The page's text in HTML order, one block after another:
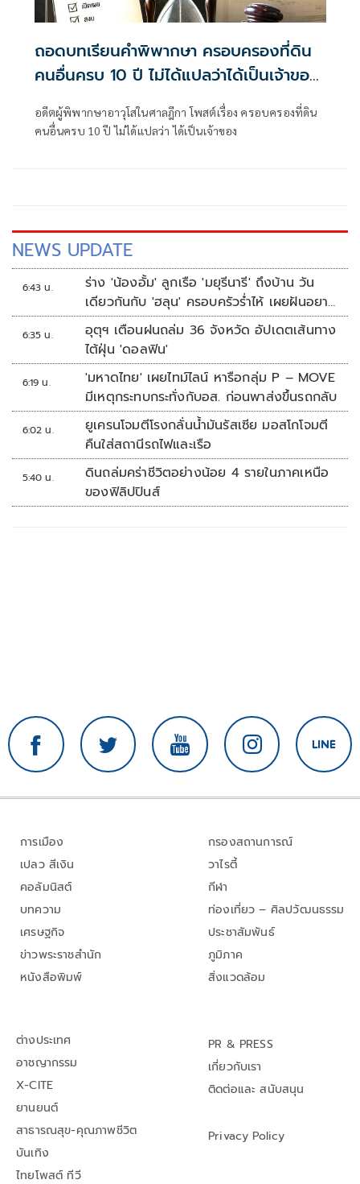
ถอดบทเรียนคำพิพากษา ครอบครองที่ดิน
คนอื่นครบ 10 ปี ไม่ได้แปลว่าได้เป็นเจ้าของ
อดีตผู้พิพากษาอาวุโสในศาลฎีกา โพสต์เรื่อง ครอบครองที่ดิน
คนอื่นครบ 10 ปี ไม่ได้แปลว่า ได้เป็นเจ้าของ
NEWS UPDATE
6:43 น.
ร่าง 'น้องอั้ม' ลูกเรือ 'มยุรีนารี' ถึงบ้าน วัน
เดียวกันกับ 'ฮลุน' ครอบครัวร่ำไห้ เผยฝันอยาก
เป็นทหารเรือ
6:35 น.
อุตุฯ เตือนฝนถล่ม 36 จังหวัด อัปเดตเส้นทาง
ไต้ฝุ่น 'ดอลฟิน'
6:19 น.
'มหาดไทย' เผยไทม์ไลน์ หารือกลุ่ม P – MOVE
มีเหตุกระทบกระทั่งกับอส. ก่อนพาส่งขึ้นรถกลับ
6:02 น.
ยูเครนโจมตีโรงกลั่นน้ำมันรัสเซีย มอสโกโจมตี
คืนใส่สถานีรถไฟและเรือ
5:40 น.
ดินถล่มคร่าชีวิตอย่างน้อย 4 รายในภาคเหนือ
ของฟิลิปปินส์
การเมือง
เปลว สีเงิน
คอลัมนิสต์
บทความ
เศรษฐกิจ
ข่าวพระราชสำนัก
หนังสือพิมพ์
กรองสถานการณ์
วาไรตี้
กีฬา
ท่องเที่ยว – ศิลปวัฒนธรรม
ประชาสัมพันธ์
ภูมิภาค
สิ่งแวดล้อม
ต่างประเทศ
อาชญากรรม
X-CITE
ยานยนต์
สาธารณสุข-คุณภาพชีวิต
บันเทิง
ไทยโพสต์ ทีวี
PR & PRESS
เกี่ยวกับเรา
ติดต่อและ สนับสนุน
Privacy Policy